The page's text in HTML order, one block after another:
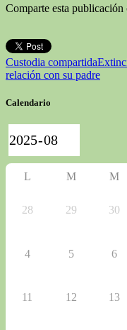
Comparte esta publicación
Custodia compartida
relación con su padre
Calendario
L M M
28 29 30
4 5 6
11 12 13